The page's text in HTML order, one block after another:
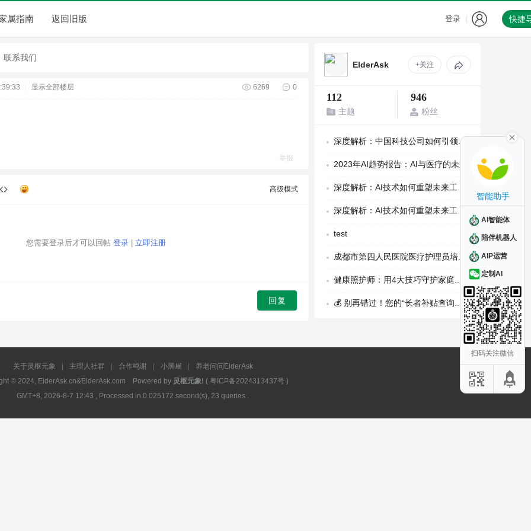
属指南 返回旧版 快捷
登录
联系我们
显示全部楼层 6269 0
举报
高级模式
您需要登录后才可以回帖 登录 立即注册
回复
ElderAsk +关注
112
主题
946
粉丝
深度解析：中国科技公司如何引领全球创新
2023年AI趋势报告：AI与医疗的未来
深度解析：AI技术如何重塑未来工作模式
深度解析：AI技术如何重塑未来工作模式
test
成都市第四人民医院医疗护理员培训班招生简章
健康照护师：用4大技巧守护家庭健康，刚需风口上的温暖新职业
💰 别再错过！您的“长者补贴查询助手”上线了！
关于灵枢元象 主理人社群 合作鸣谢 小黑屋
养老问问ElderAsk
© 2024, ElderAsk.cn&ElderAsk.com Powered by 灵枢元象! ( 粤ICP备2024313437号)
GMT+8, 2026-8-7 12:43 , Processed in 0.025172 second(s), 23 queries .
智能助手
AI智能体
陪伴机器人
AIP运营
定制AI
扫码关注微信